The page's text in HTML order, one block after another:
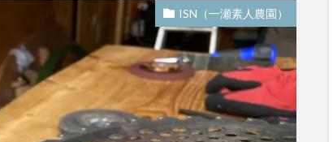
ISN（一瀬素人農園）